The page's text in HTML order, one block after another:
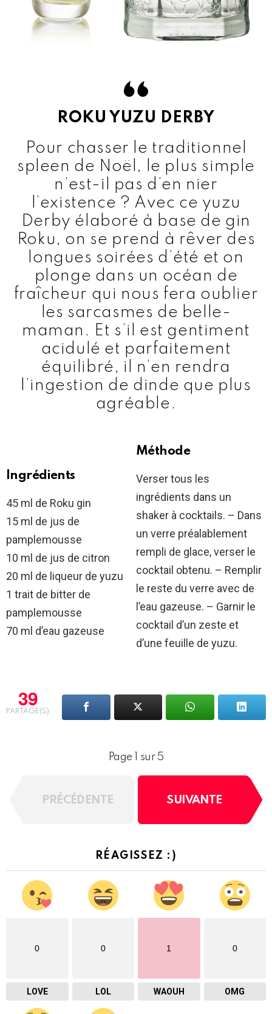
ROKU YUZU DERBY
Pour chasser le traditionnel
spleen de Noël, le plus simple
n’est-il pas d’en nier
l’existence ? Avec ce yuzu
Derby élaboré à base de gin
Roku, on se prend à rêver des
longues soirées d’été et on
plonge dans un océan de
fraîcheur qui nous fera oublier
les sarcasmes de belle-
maman. Et s’il est gentiment
acidulé et parfaitement
équilibré, il n’en rendra
l’ingestion de dinde que plus
agréable.
Ingrédients
45 ml de Roku gin
15 ml de jus de
pamplemousse
10 ml de jus de citron
20 ml de liqueur de yuzu
1 trait de bitter de
pamplemousse
70 ml d’eau gazeuse
Méthode
Verser tous les
ingrédients dans un
shaker à cocktails. – Dans
un verre préalablement
rempli de glace, verser le
cocktail obtenu. – Remplir
le reste du verre avec de
l’eau gazeuse. – Garnir le
cocktail d’un zeste et
d’une feuille de yuzu.
39
PARTAGE(S)
Page 1 sur 5
PRÉCÉDENTE SUIVANTE
RÉAGISSEZ :)
0
LOVE
0
LOL
1
WAOUH
0
OMG